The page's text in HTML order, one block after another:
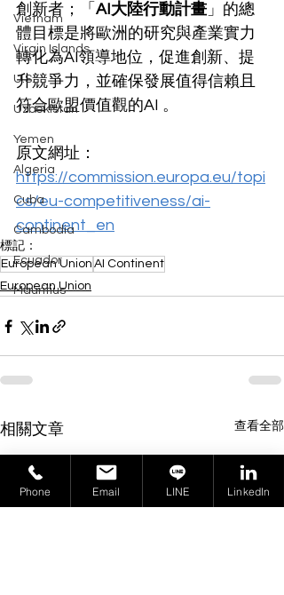
Vietnam
Virgin Islands
U.S.
Uzbekistan
Yemen
Algeria
Cuba
Cambodia
Ecuador
Mauritius
創新者；「 AI大陸行動計畫 」的總
體目標是將歐洲的研究與產業實力
轉化為AI領導地位，促進創新、提
升競爭力，並確保發展值得信賴且
符合歐盟價值觀的AI 。
原文網址：
https://commission.europa.eu/topi
cs/eu-competitiveness/ai-
continent_en
標記：
European Union AI Continent
European Union
相關文章 查看全部
Phone Email LINE LinkedIn